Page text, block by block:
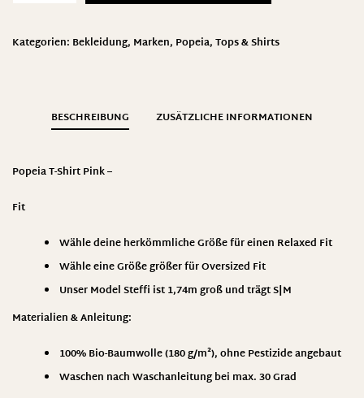
Kategorien: Bekleidung, Marken, Popeia,Tops & Shirts
BESCHREIBUNG ZUSÄTZLICHE INFORMATIONEN
Popeia T-Shirt Pink –
Fit
Wähle deine herkömmliche Größe für einen Relaxed Fit
Wähle eine Größe größer für Oversized Fit
Unser Model Steffi ist 1,74m groß und trägt S|M
Materialien & Anleitung:
100% Bio-Baumwolle (180 g/m²), ohne Pestizide angebaut
Waschen nach Waschanleitung bei max. 30 Grad